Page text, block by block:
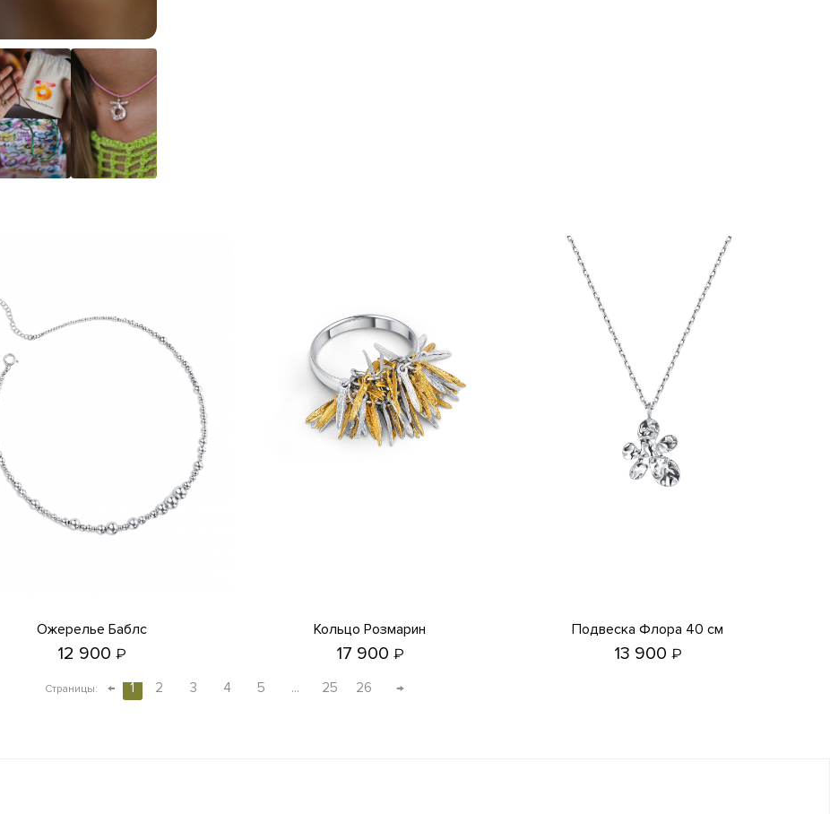
Ожерелье Баблс
12 900 ₽
Кольцо Розмарин
17 900 ₽
Подвеска Флора 40 см
13 900 ₽
Страницы: ← 1 2 3 4 5 ... 25 26 →